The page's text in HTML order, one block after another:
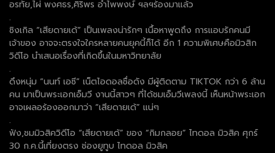
อรทัย,ไผ่ พงศธร,ศิริพร อำไพพงษ์ ฯลฯร้องมาแล้ว
.
ซิงเกิล “เสียดายเด้” เป็นเพลงน่ารักๆ เนื้อหาพูดถึง การแอบรักคนมี
เจ้าของ อาจจะตรงใจใครหลายคนยุคนี้ก็ได้ อีก 1 ความพิเศษคือมิวสิก
วิดีโอ นำเสนอเรื่องที่เกิดขึ้นในมหาวิทยาลัย
.
ดึงหนุ่ม “นนท์ เอซี” เน็ตไอดอลชื่อดัง มีผู้ติดตาม TIKTOK กว่า 6 ล้าน
คน มาเป็นพระเอกเอ็มวี งานนี้สาวๆ ที่ได้ชมเอ็มวีเพลงนี้ เห็นหน้าพระเอก
อาจเผลอร้องออกมาว่า “เสียดายเด้” แน่ๆ
.
ฟัง,ชมมิวสิควิดีโอ “เสียดายเด้” ของ “กิมกลอย” ไทดอล มิวสิค ศุกร์
30 ก.ค.นี้เที่ยงตรง ช่องยูทูบ ไทดอล มิวสิค